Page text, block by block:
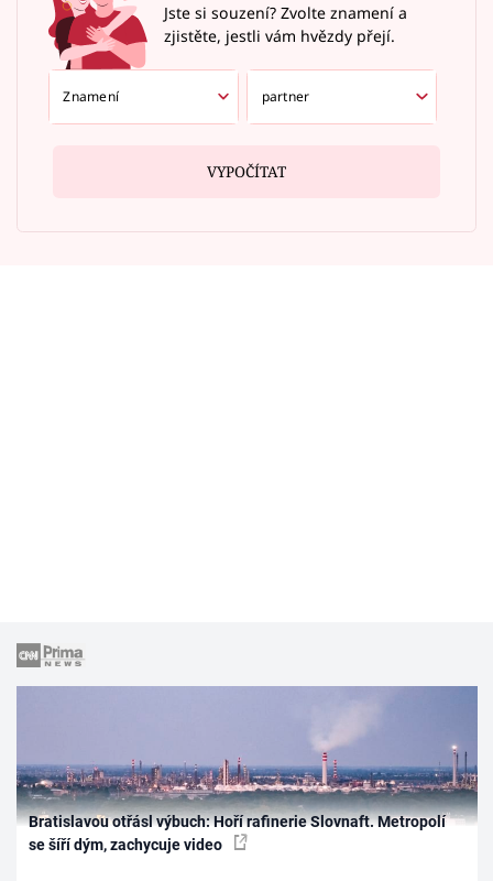
Jste si souzení? Zvolte znamení a
zjistěte, jestli vám hvězdy přejí.
VYPOČÍTAT
Bratislavou otřásl výbuch: Hoří rafinerie Slovnaft. Metropolí
se šíří dým, zachycuje video